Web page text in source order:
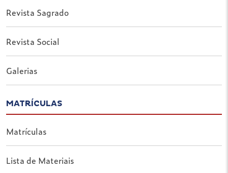
Revista Sagrado
Revista Social
Galerias
MATRÍCULAS
Matrículas
Lista de Materiais